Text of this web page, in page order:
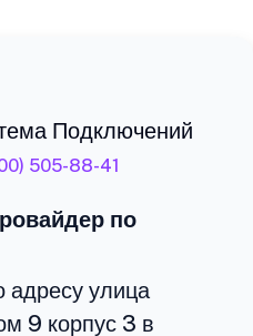
Подключений
505-88-41
по
адресу улица
9 корпус 3 в